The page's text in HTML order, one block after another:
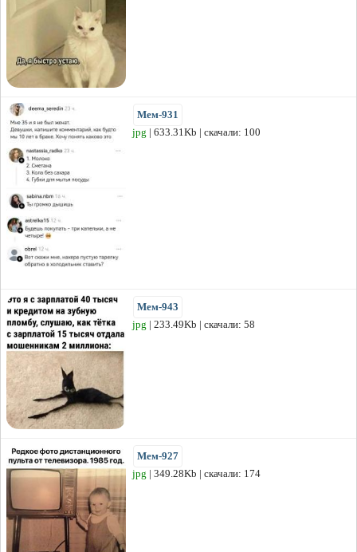
Мем-931
jpg | 633.31Kb | скачали: 100
Мем-943
jpg | 233.49Kb | скачали: 58
Мем-927
jpg | 349.28Kb | скачали: 174